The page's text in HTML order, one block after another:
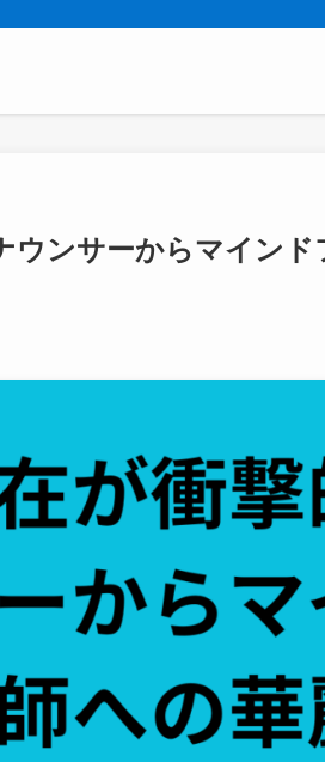
ウンサーからマイン